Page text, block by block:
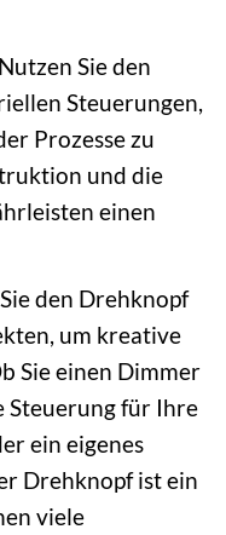
Nutzen Sie den
Steuerungen,
Prozesse zu
und die
einen
den Drehknopf
um kreative
Sie einen Dimmer
Steuerung für Ihre
ein eigenes
Drehknopf ist ein
viele